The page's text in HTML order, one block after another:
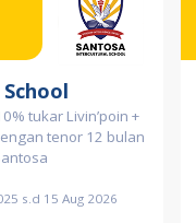
tukar Livin’poin +
tenor 12 bulan
s.d 15 Aug 2026